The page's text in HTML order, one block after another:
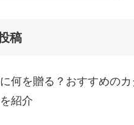
稿
何を贈る？おすすめのカ
紹介